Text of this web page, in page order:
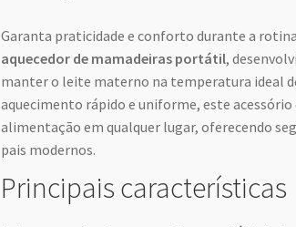
Garanta praticidade e conforto durante a
aquecedor de mamadeiras portátil,
manter o leite materno na temperatura ideal
aquecimento rápido e uniforme, este
alimentação em qualquer lugar, oferecendo
pais modernos.
Principais características